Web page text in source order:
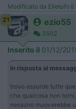
Modificato da Elletufo il
21
ezio55
3502
Inserito il 01/12/
In risposta al
trovo assurde tutte
che qualcosa non
nessuno muoverebbe